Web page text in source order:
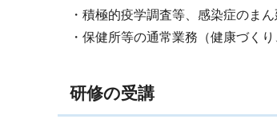
・積極的疫学調査等、感染症のま
・保健所等の通常業務（健康づく
研修の受講